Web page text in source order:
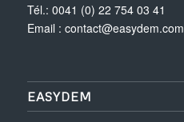
Tél.: 0041 (0) 22 754 03 41
Email : contact@easydem.com
EASYDEM